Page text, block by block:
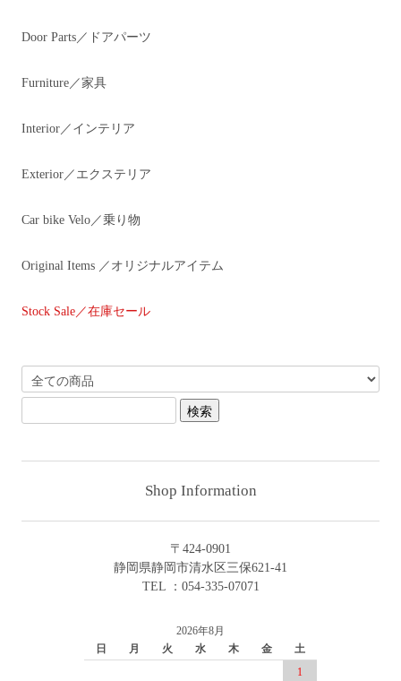
Door Parts／ドアパーツ
Furniture／家具
Interior／インテリア
Exterior／エクステリア
Car bike Velo／乗り物
Original Items ／オリジナルアイテム
Stock Sale／在庫セール
Shop Information
〒424-0901
静岡県静岡市清水区三保621-41
TEL ：054-335-07071
2026年8月
日
月 火 水 木 金
土
1